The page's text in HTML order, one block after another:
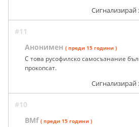
Сигнализирай
#11
Анонимен ( преди 15 години )
С това русофилско самосъзнание
прокопсат.
Сигнализирай
#10
BMf ( преди 15 години )